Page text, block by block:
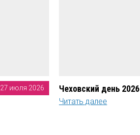
27 июля 2026 Чеховский день 2026
Читать далее